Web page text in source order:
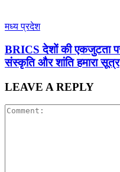
मध्य प्रदेश
BRICS देशों की एकजुटता
संस्कृति और शांति हमारा सूत्र
LEAVE A REPLY